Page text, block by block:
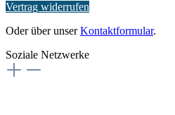
Vertrag widerrufen
Oder über unserKontaktformular.
Soziale Netzwerke